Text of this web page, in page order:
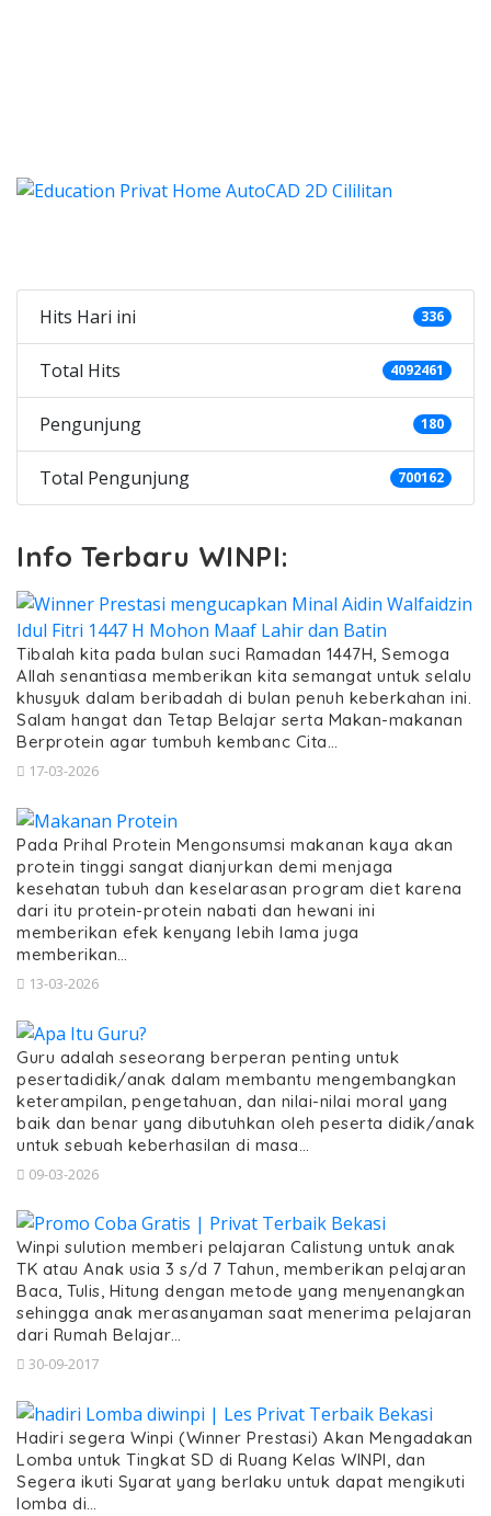
Hits Hari ini 336
Total Hits 4092461
Pengunjung 180
Total Pengunjung 700162
Info Terbaru WINPI:
Tibalah kita pada bulan suci Ramadan 1447H, Semoga
Allah senantiasa memberikan kita semangat untuk selalu
khusyuk dalam beribadah di bulan penuh keberkahan ini.
Salam hangat dan Tetap Belajar serta Makan-makanan
Berprotein agar tumbuh kembanc Cita…
17-03-2026
Pada Prihal Protein Mengonsumsi makanan kaya akan
protein tinggi sangat dianjurkan demi menjaga
kesehatan tubuh dan keselarasan program diet karena
dari itu protein-protein nabati dan hewani ini
memberikan efek kenyang lebih lama juga
memberikan…
13-03-2026
Guru adalah seseorang berperan penting untuk
pesertadidik/anak dalam membantu mengembangkan
keterampilan, pengetahuan, dan nilai-nilai moral yang
baik dan benar yang dibutuhkan oleh peserta didik/anak
untuk sebuah keberhasilan di masa…
09-03-2026
Winpi sulution memberi pelajaran Calistung untuk anak
TK atau Anak usia 3 s/d 7 Tahun, memberikan pelajaran
Baca, Tulis, Hitung dengan metode yang menyenangkan
sehingga anak merasanyaman saat menerima pelajaran
dari Rumah Belajar…
30-09-2017
Hadiri segera Winpi (Winner Prestasi) Akan Mengadakan
Lomba untuk Tingkat SD di Ruang Kelas WINPI, dan
Segera ikuti Syarat yang berlaku untuk dapat mengikuti
lomba di…